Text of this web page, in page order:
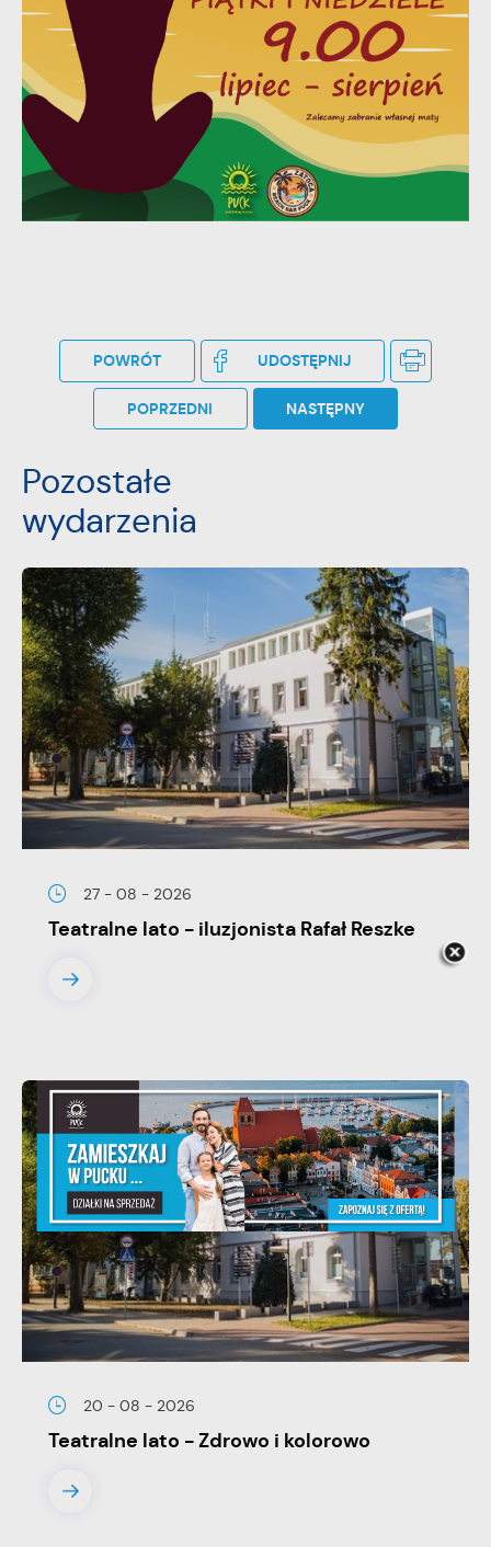
POWRÓT UDOSTĘPNIJ
POPRZEDNI NASTĘPNY
Pozostałe
wydarzenia
27 - 08 - 2026
Teatralne lato - iluzjonista Rafał Reszke
20 - 08 - 2026
Teatralne lato - Zdrowo i kolorowo
stronach podmiotów trzecich lub firm będących naszymi
partnerami oraz innych dostawców usług. Firmy te działają w
charakterze pośredników prezentujących nasze treści w
postaci wiadomości, ofert, komunikatów mediów
społecznościowych.